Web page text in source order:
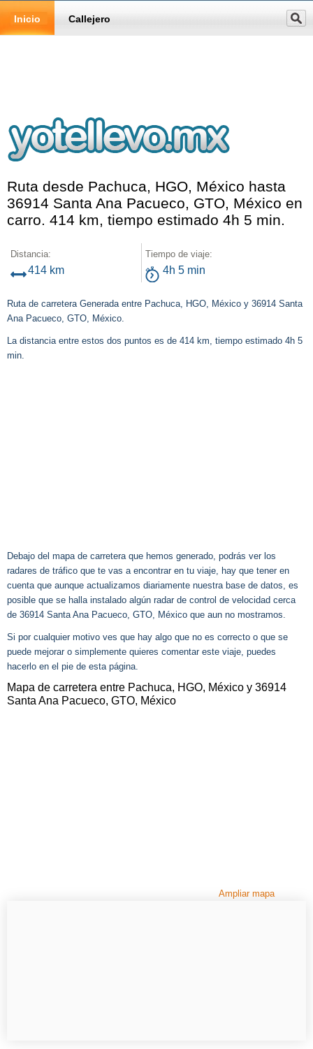
Inicio Callejero
Ruta desde Pachuca, HGO, México hasta
36914 Santa Ana Pacueco, GTO, México en
carro. 414 km, tiempo estimado 4h 5 min.
Distancia:
414 km
Tiempo de viaje:
4h 5 min
Ruta de carretera Generada entre Pachuca, HGO, México y 36914 Santa
Ana Pacueco, GTO, México.
La distancia entre estos dos puntos es de 414 km, tiempo estimado 4h 5
min.
Debajo del mapa de carretera que hemos generado, podrás ver los
radares de tráfico que te vas a encontrar en tu viaje, hay que tener en
cuenta que aunque actualizamos diariamente nuestra base de datos, es
posible que se halla instalado algún radar de control de velocidad cerca
de 36914 Santa Ana Pacueco, GTO, México que aun no mostramos.
Si por cualquier motivo ves que hay algo que no es correcto o que se
puede mejorar o simplemente quieres comentar este viaje, puedes
hacerlo en el pie de esta página.
Mapa de carretera entre Pachuca, HGO, México y 36914
Santa Ana Pacueco, GTO, México
Ampliar mapa